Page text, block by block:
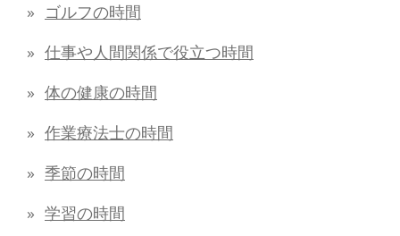
ゴルフの時間
仕事や人間関係で役立つ時間
体の健康の時間
作業療法士の時間
季節の時間
学習の時間